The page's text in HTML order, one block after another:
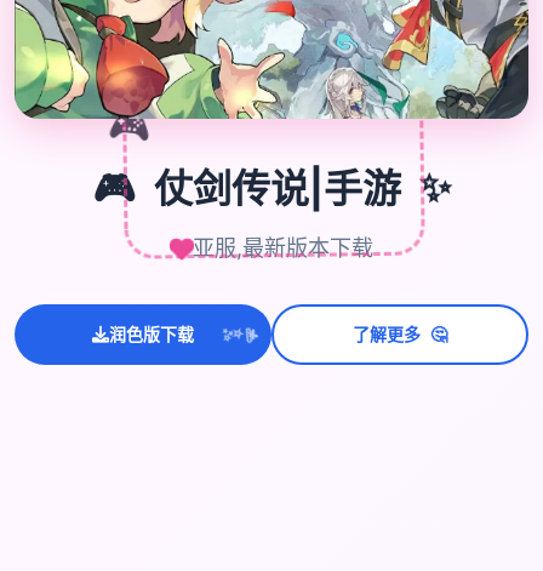
🎮
🎮 仗剑传说|手游 ✨
亚服,最新版本下载
润色版下载 ✨⭐💫 了解更多 🤔